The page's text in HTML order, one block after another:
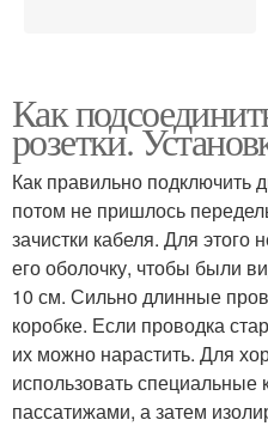
двухпроводную сеть
Как
розетки.
Как правильно подключить
потом не пришлось
зачистки кабеля. Для
его оболочку, чтобы были
10 см. Сильно длинные
коробке. Если проводка
их можно нарастить. Для
использовать специальные
пассатижами, а затем